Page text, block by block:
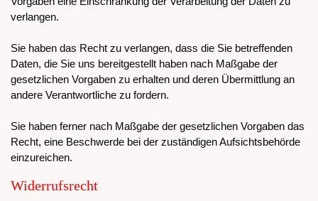
verlangen.
Sie haben das Recht zu verlangen, dass die Sie betreffenden
Daten, die Sie uns bereitgestellt haben nach Maßgabe der
gesetzlichen Vorgaben zu erhalten und deren Übermittlung an
andere Verantwortliche zu fordern.
Sie haben ferner nach Maßgabe der gesetzlichen Vorgaben das
Recht, eine Beschwerde bei der zuständigen Aufsichtsbehörde
einzureichen.
Widerrufsrecht